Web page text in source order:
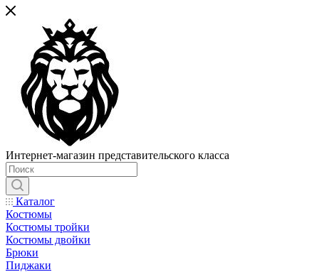
Интернет-магазин представительского класса
Каталог
Костюмы
Костюмы тройки
Костюмы двойки
Брюки
Пиджаки